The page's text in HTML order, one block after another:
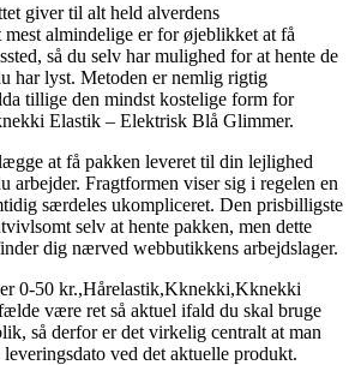
giver til alt held alverdens
almindelige er for øjeblikket at få
så du selv har mulighed for at hente de
har lyst. Metoden er nemlig rigtig
tillige den mindst kostelige form for
Elastik – Elektrisk Blå Glimmer.
at få pakken leveret til din lejlighed
arbejder. Fragtformen viser sig i regelen en
særdeles ukompliceret. Den prisbilligste
selv at hente pakken, men dette
dig nærved webbutikkens arbejdslager.
0-50 kr.,Hårelastik,Kknekki,Kknekki
være ret så aktuel ifald du skal bruge
så derfor er det virkelig centralt at man
leveringsdato ved det aktuelle produkt.